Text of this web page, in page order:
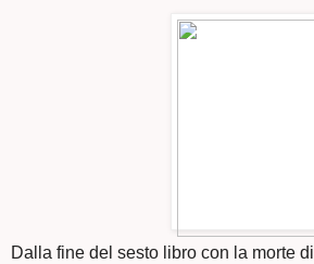
Dalla fine del sesto libro con la morte di